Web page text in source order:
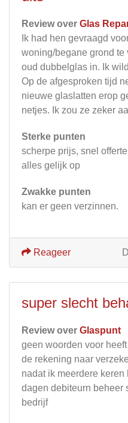
Review over Glas
Ik had hen gevraagd
woning/begane grond te
oud dubbelglas in. Ik
Op de afgesproken tijd
nieuwe glaslatten erop
netjes. Ik zou ze zeker
Sterke punten
scherpe prijs, snel
alles gelijk op
Zwakke punten
kan er geen verzinnen.
Reageer
super slecht
Review over Glaspunt
geen woorden voor
de rekening naar
nadat ik meerdere keren
dagen debiteurn beheer
bedrijf